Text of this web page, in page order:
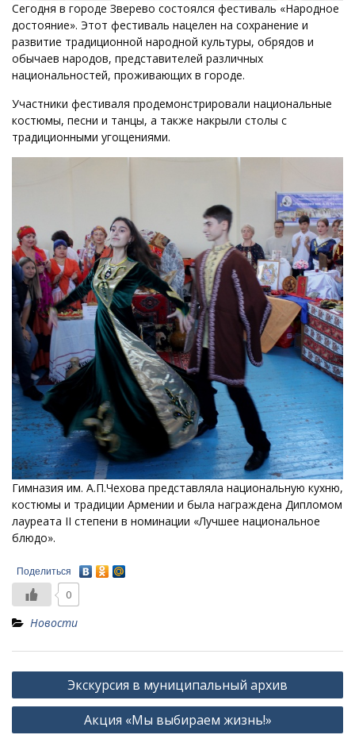
Сегодня в городе Зверево состоялся фестиваль «Народное
достояние». Этот фестиваль нацелен на сохранение и
развитие традиционной народной культуры, обрядов и
обычаев народов, представителей различных
национальностей, проживающих в городе.
Участники фестиваля продемонстрировали национальные
костюмы, песни и танцы, а также накрыли столы с
традиционными угощениями.
Гимназия им. А.П.Чехова представляла национальную кухню,
костюмы и традиции Армении и была награждена Дипломом
лауреата II степени в номинации «Лучшее национальное
блюдо».
Поделиться
0
Новости
Навигация
по
Экскурсия в муниципальный архив
Акция «Мы выбираем жизнь!»